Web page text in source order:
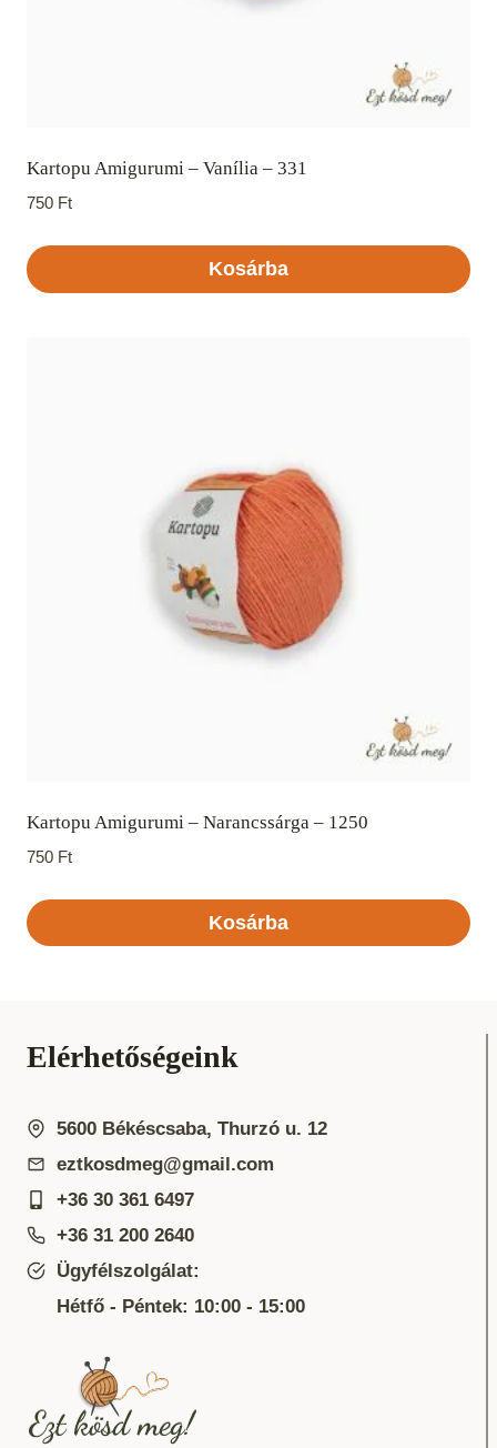
Kartopu Amigurumi – Vanília – 331
750 Ft
Kosárba
Kartopu Amigurumi – Narancssárga – 1250
750 Ft
Kosárba
Elérhetőségeink
5600 Békéscsaba, Thurzó u. 12
eztkosdmeg@gmail.com
+36 30 361 6497
+36 31 200 2640
Ügyfélszolgálat:
Hétfő - Péntek: 10:00 - 15:00